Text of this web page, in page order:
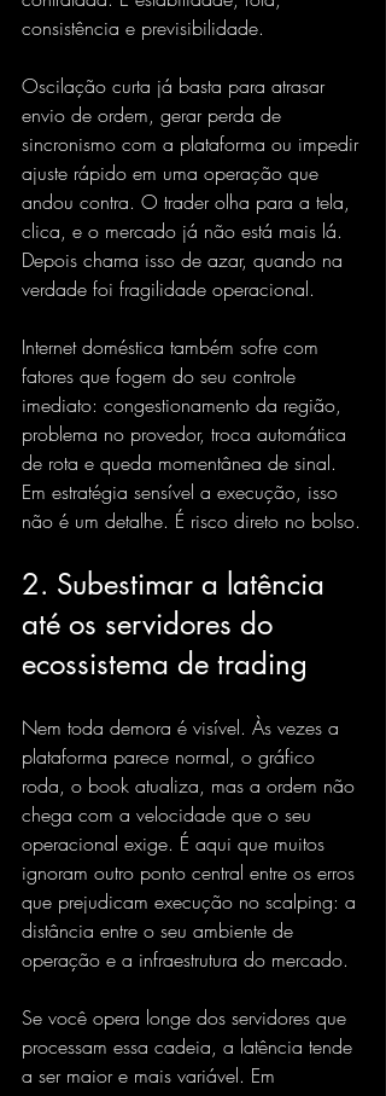
consistência e previsibilidade.
Oscilação curta já basta para atrasar
envio de ordem, gerar perda de
sincronismo com a plataforma ou impedir
ajuste rápido em uma operação que
andou contra. O trader olha para a tela,
clica, e o mercado já não está mais lá.
Depois chama isso de azar, quando na
verdade foi fragilidade operacional.
Internet doméstica também sofre com
fatores que fogem do seu controle
imediato: congestionamento da região,
problema no provedor, troca automática
de rota e queda momentânea de sinal.
Em estratégia sensível a execução, isso
não é um detalhe. É risco direto no bolso.
2. Subestimar a latência
até os servidores do
ecossistema de trading
Nem toda demora é visível. Às vezes a
plataforma parece normal, o gráfico
roda, o book atualiza, mas a ordem não
chega com a velocidade que o seu
operacional exige. É aqui que muitos
ignoram outro ponto central entre os erros
que prejudicam execução no scalping: a
distância entre o seu ambiente de
operação e a infraestrutura do mercado.
Se você opera longe dos servidores que
processam essa cadeia, a latência tende
a ser maior e mais variável. Em